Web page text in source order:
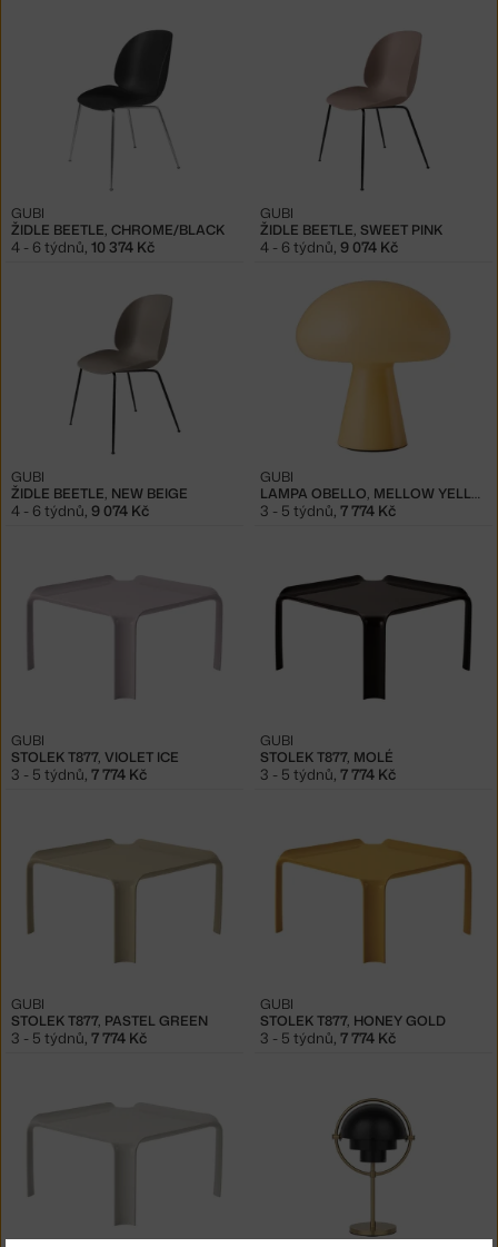
ŽIDLE BEETLE, CHROME/BLACK
GUBI
4 - 6 týdnů, 10 374 Kč
ŽIDLE BEETLE, SWEET PINK
GUBI
4 - 6 týdnů, 9 074 Kč
ŽIDLE BEETLE, NEW BEIGE
GUBI
4 - 6 týdnů, 9 074 Kč
LAMPA OBELLO, MELLOW YELLOW
GUBI
3 - 5 týdnů, 7 774 Kč
STOLEK T877, VIOLET ICE
GUBI
3 - 5 týdnů, 7 774 Kč
STOLEK T877, MOLÉ
GUBI
3 - 5 týdnů, 7 774 Kč
STOLEK T877, PASTEL GREEN
GUBI
3 - 5 týdnů, 7 774 Kč
STOLEK T877, HONEY GOLD
GUBI
3 - 5 týdnů, 7 774 Kč